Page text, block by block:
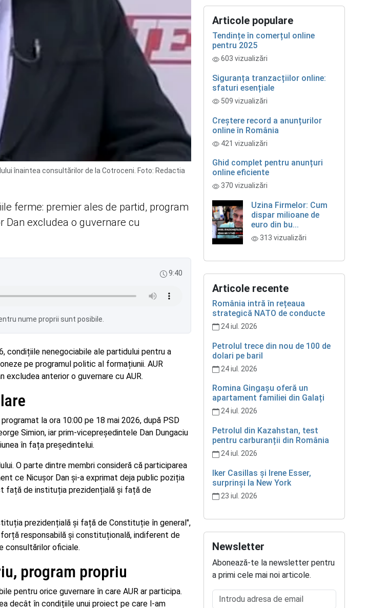
înaintea consultărilor de la Cotroceni. Foto: Redactia
ferme: premier ales de partid, program
Dan excludea o guvernare cu
9:40
nume proprii sunt posibile.
condițiile nenegociabile ale partidului pentru a
pe programul politic al formațiunii. AUR
excludea anterior o guvernare cu AUR.
la ora 10:00 pe 18 mai 2026, după PSD
Simion, iar prim-vicepreședintele Dan Dungaciu
în fața președintelui.
O parte dintre membri consideră că participarea
ce Nicușor Dan și-a exprimat deja public poziția
față de instituția prezidențială și față de
prezidențială și față de Constituție în general",
responsabilă și constituțională, indiferent de
consultărilor oficiale.
program propriu
pentru orice guvernare în care AUR ar participa.
decât în condițiile unui proiect pe care l-am
Articole populare
Tendințe în comerțul online
pentru 2025
603 vizualizări
Siguranța tranzacțiilor online:
sfaturi esențiale
509 vizualizări
Creștere record a anunțurilor
online în România
421 vizualizări
Ghid complet pentru anunțuri
online eficiente
370 vizualizări
Uzina Firmelor: Cum
dispar milioane de
euro din bu...
313 vizualizări
Articole recente
România intră în rețeaua
strategică NATO de conducte
24 iul. 2026
Petrolul trece din nou de 100 de
dolari pe baril
24 iul. 2026
Romina Gingașu oferă un
apartament familiei din Galați
24 iul. 2026
Petrolul din Kazahstan, test
pentru carburanții din România
24 iul. 2026
Iker Casillas și Irene Esser,
surprinși la New York
23 iul. 2026
Newsletter
Abonează-te la newsletter pentru
a primi cele mai noi articole.
Introdu adresa de email